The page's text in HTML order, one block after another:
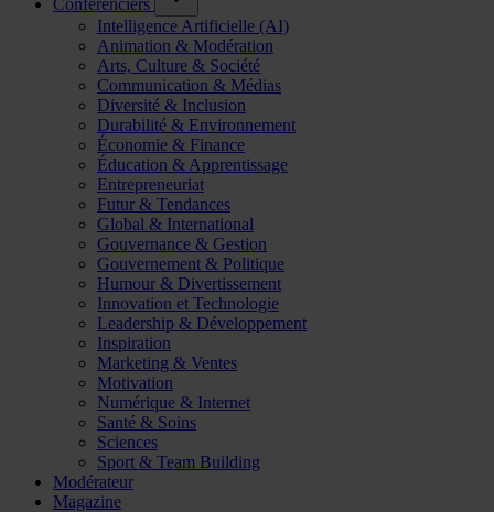
Conférenciers
Intelligence Artificielle (AI)
Animation & Modération
Arts, Culture & Société
Communication & Médias
Diversité & Inclusion
Durabilité & Environnement
Économie & Finance
Éducation & Apprentissage
Entrepreneuriat
Futur & Tendances
Global & International
Gouvernance & Gestion
Gouvernement & Politique
Humour & Divertissement
Innovation et Technologie
Leadership & Développement
Inspiration
Marketing & Ventes
Motivation
Numérique & Internet
Santé & Soins
Sciences
Sport & Team Building
Modérateur
Magazine